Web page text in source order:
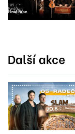
Další akce